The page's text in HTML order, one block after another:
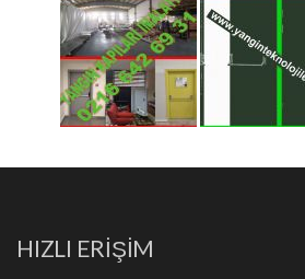
HIZLI ERİŞİM